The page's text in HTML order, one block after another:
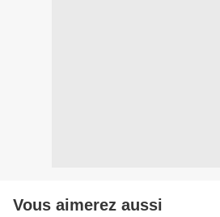
Vous aimerez aussi